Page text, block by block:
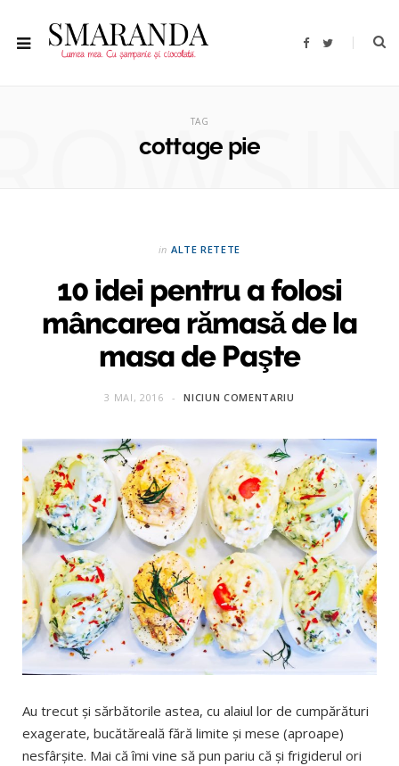
F
T
TAG
cottage pie
in ALTE RETETE
10 idei pentru a folosi
mâncarea rămasă de la
masa de Paşte
3 MAI, 2016 NICIUN COMENTARIU
Au trecut şi sărbătorile astea, cu alaiul lor de cumpărături
exagerate, bucătăreală fără limite şi mese (aproape)
nesfârşite. Mai că îmi vine să pun pariu că şi frigiderul ori